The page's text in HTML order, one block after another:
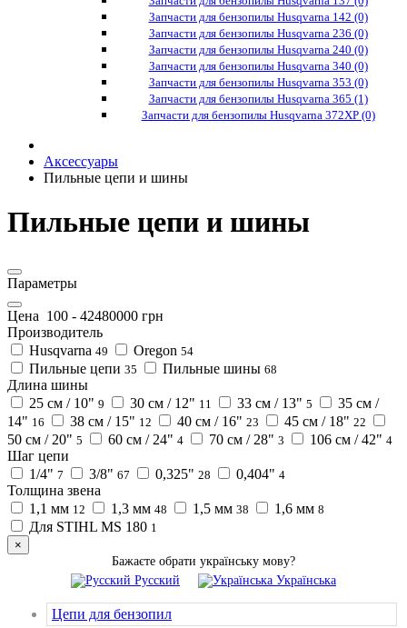
Запчасти для бензопилы Husqvarna 142 (0)
Запчасти для бензопилы Husqvarna 236 (0)
Запчасти для бензопилы Husqvarna 240 (0)
Запчасти для бензопилы Husqvarna 340 (0)
Запчасти для бензопилы Husqvarna 353 (0)
Запчасти для бензопилы Husqvarna 365 (1)
Запчасти для бензопилы Husqvarna 372XP (0)
Аксессуары
Пильные цепи и шины
Пильные цепи и шины
Параметры
Цена 100 - 42480000 грн
Производитель
Husqvarna 49 Oregon 54
Пильные цепи 35 Пильные шины 68
Длина шины
25 см / 10" 9 30 см / 12" 11 33 см / 13" 5
35 см /
14" 16 38 см / 15" 12 40 см / 16" 23 45 см / 18" 22
50 см / 20" 5 60 см / 24" 4 70 см / 28" 3 106 см / 42" 4
Шаг цепи
1/4" 7 3/8" 67 0,325" 28 0,404" 4
Толщина звена
1,1 мм 12 1,3 мм 48 1,5 мм 38 1,6 мм 8
Для STIHL MS 180 1
×
Бажаєте обрати українську мову?
Русский
Українська
Цепи для бензопил